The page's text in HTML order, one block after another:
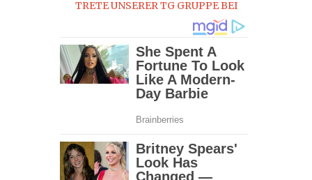
TRETE UNSERER TG GRUPPE BEI